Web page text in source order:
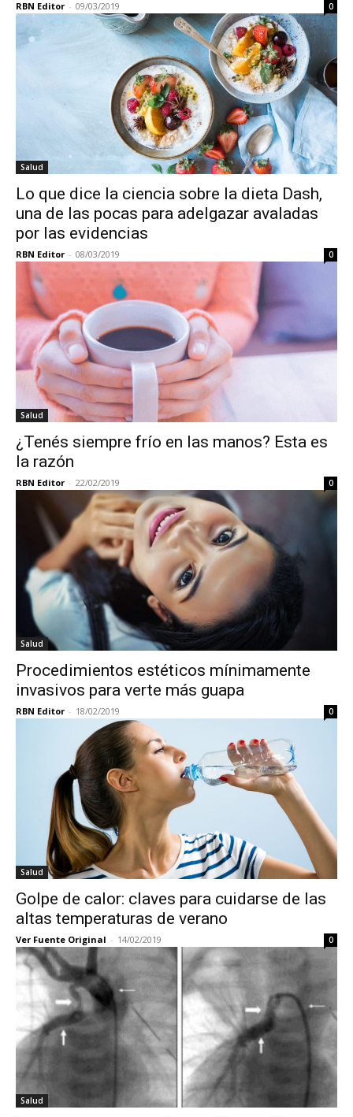
RBN Editor - 09/03/2019 0
Salud
Lo que dice la ciencia sobre la dieta Dash,
una de las pocas para adelgazar avaladas
por las evidencias
RBN Editor - 08/03/2019 0
Salud
¿Tenés siempre frío en las manos? Esta es
la razón
RBN Editor - 22/02/2019 0
Salud
Procedimientos estéticos mínimamente
invasivos para verte más guapa
RBN Editor - 18/02/2019 0
Salud
Golpe de calor: claves para cuidarse de las
altas temperaturas de verano
Ver Fuente Original - 14/02/2019 0
Salud